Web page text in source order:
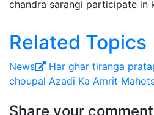
chandra sarangi participate in
Related Topics
News Har ghar tiranga
choupal Azadi Ka Amrit
Share your